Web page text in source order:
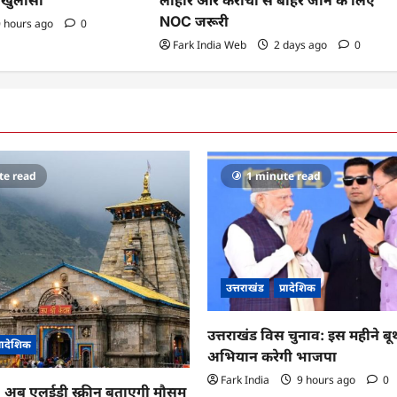
hours ago 0
NOC जरूरी
Fark India Web 2 days ago 0
read
अब एलईडी स्क्रीन बताएगी मौसम
1 minute read
उत्तराखंड प्रादेशिक
उत्तराखंड विस चुनाव: इस महीने
अभियान करेगी भाजपा
Fark India 9 hours ago 0